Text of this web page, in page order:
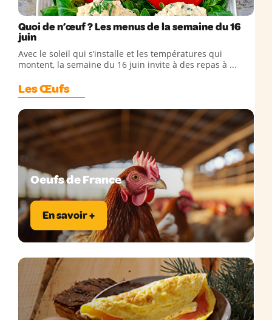
Quoi de n’œuf ? Les menus de la semaine du 16
juin
Avec le soleil qui s’installe et les températures qui
montent, la semaine du 16 juin invite à des repas à ...
Les Œufs
Oeufs de France
En savoir +